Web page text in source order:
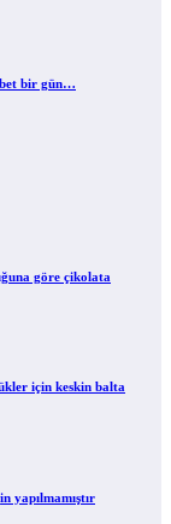
bir gün…
göre çikolata
için keskin balta
yapılmamıştır